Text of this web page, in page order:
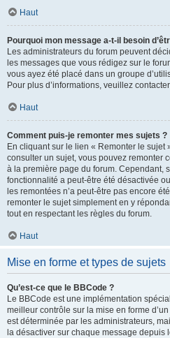
Haut
Pourquoi mon message a-t-il besoin
Les administrateurs du forum peuvent
les messages que vous rédigez sur le
vous ayez été placé dans un groupe
Pour plus d’informations, veuillez
Haut
Comment puis-je remonter mes sujets ?
En cliquant sur le lien « Remonter le sujet
consulter un sujet, vous pouvez remonter
à la première page du forum. Cependant,
fonctionnalité a peut-être été désactivée
les remontées n’a peut-être pas encore
remonter le sujet simplement en y
tout en respectant les règles du forum.
Haut
Mise en forme et types de sujets
Qu’est-ce que le BBCode ?
Le BBCode est une implémentation
meilleur contrôle sur la mise en forme
est déterminée par les administrateurs,
la désactiver sur chaque message depuis